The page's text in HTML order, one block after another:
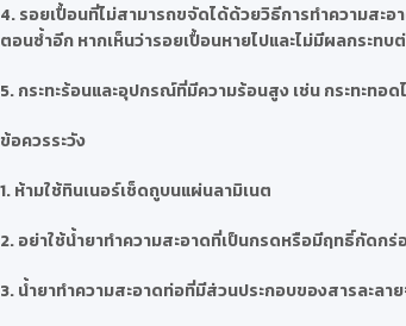
4. รอยเปื้อนที่ไม่สามารถขจัดได้ด้วยวิธีการทำความสะ
ตอนซ้ำอีก หากเห็นว่ารอยเปื้อนหายไปและไม่มีผลกระท
5. กระทะร้อนและอุปกรณ์ที่มีความร้อนสูง เช่น กระทะท
ข้อควรระวัง
1. ห้ามใช้ทินเนอร์เช็ดถูบนแผ่นลามิเนต
2. อย่าใช้น้ำยาทำความสะอาดที่เป็นกรดหรือมีฤทธิ์กัดกร่
3. น้ำยาทำความสะอาดท่อที่มีส่วนประกอบของสารละล